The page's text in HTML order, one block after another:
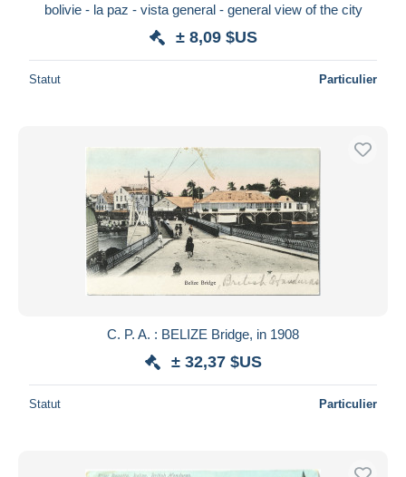
bolivie - la paz - vista general - general view of the city
± 8,09 $US
Statut Particulier
C. P. A. : BELIZE Bridge, in 1908
± 32,37 $US
Statut Particulier